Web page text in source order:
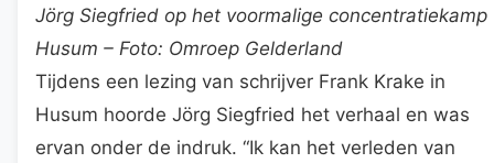
Jörg Siegfried op het voormalige concentratiekamp
Husum – Foto: Omroep Gelderland
Tijdens een lezing van schrijver Frank Krake in
Husum hoorde Jörg Siegfried het verhaal en was
ervan onder de indruk. “Ik kan het verleden van